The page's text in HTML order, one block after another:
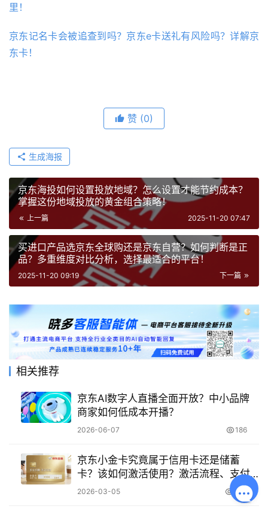
里！
京东记名卡会被追查到吗？京东e卡送礼有风险吗？详解京
东卡！
赞 (0)
生成海报
京东海投如何设置投放地域？怎么设置才能节约成本？
掌握这份地域投放的黄金组合策略！
上一篇 2025-11-20 07:47
买进口产品选京东全球购还是京东自营？如何判断是正
品？多重维度对比分析，选择最适合的平台！
下一篇
2025-11-20 09:19
相关推荐
京东AI数字人直播全面开放？中小品牌
商家如何低成本开播？
2026-06-07 186
京东小金卡究竟属于信用卡还是储蓄
卡？该如何激活使用？激活流程、支付
使用、理财功能一文看懂！
2026-03-05 328